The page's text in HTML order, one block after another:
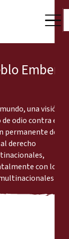
Emberá,
una visión
odio contra el
permanente del
derecho
con los
les